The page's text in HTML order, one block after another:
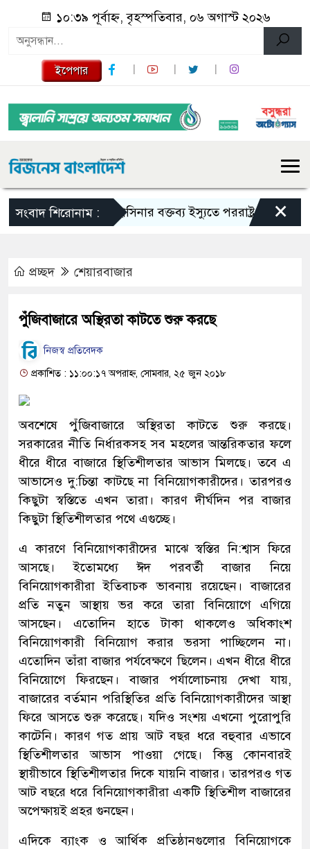
১০:৩৯ পূর্বাহ্ন, বৃহস্পতিবার, ০৬ অগাস্ট ২০২৬
ইপেপার
সংবাদ শিরোনাম :
শেখ হাসিনার বক্তব্য ইস্যুতে পররাষ্ট্র মন্ত্রণালয়ের বিবৃতি
×
প্রচ্ছদ শেয়ারবাজার
পুঁজিবাজারে অস্থিরতা কাটতে শুরু করছে
নিজস্ব প্রতিবেদক
প্রকাশিত : ১১:০০:১৭ অপরাহ্ন, সোমবার, ২৫ জুন ২০১৮
অবশেষে পুঁজিবাজারে অস্থিরতা কাটতে শুরু করছে।
সরকারের নীতি নির্ধারকসহ সব মহলের আন্তরিকতার ফলে
ধীরে ধীরে বাজারে স্থিতিশীলতার আভাস মিলছে। তবে এ
আভাসেও দু:চিন্তা কাটছে না বিনিয়োগকারীদের। তারপরও
কিছুটা স্বস্তিতে এখন তারা। কারণ দীর্ঘদিন পর বাজার
কিছুটা স্থিতিশীলতার পথে এগুচ্ছে।
এ কারণে বিনিয়োগকারীদের মাঝে স্বস্তির নি:শ্বাস ফিরে
আসছে। ইতোমধ্যে ঈদ পরবর্তী বাজার নিয়ে
বিনিয়োগকারীরা ইতিবাচক ভাবনায় রয়েছেন। বাজারের
প্রতি নতুন আস্থায় ভর করে তারা বিনিয়োগে এগিয়ে
আসছেন। এতোদিন হাতে টাকা থাকলেও অধিকাংশ
বিনিয়োগকারী বিনিয়োগ করার ভরসা পাচ্ছিলেন না।
এতোদিন তাঁরা বাজার পর্যবেক্ষণে ছিলেন। এখন ধীরে ধীরে
বিনিয়োগে ফিরছেন। বাজার পর্যালোচনায় দেখা যায়,
বাজারের বর্তমান পরিস্থিতির প্রতি বিনিয়োগকারীদের আস্থা
ফিরে আসতে শুরু করেছে। যদিও সংশয় এখনো পুরোপুরি
কাটেনি। কারণ গত প্রায় আট বছর ধরে বহুবার এভাবে
স্থিতিশীলতার আভাস পাওয়া গেছে। কিন্তু কোনবারই
স্থায়ীভাবে স্থিতিশীলতার দিকে যায়নি বাজার। তারপরও গত
আট বছরে ধরে বিনিয়োগকারীরা একটি স্থিতিশীল বাজারের
অপেক্ষায়ই প্রহর গুনছেন।
এদিকে ব্যাংক ও আর্থিক প্রতিষ্ঠানগুলোর বিনিয়োগকে